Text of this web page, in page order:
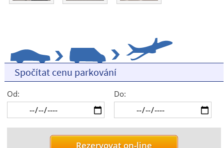
Spočítat cenu parkování
Od: Do: